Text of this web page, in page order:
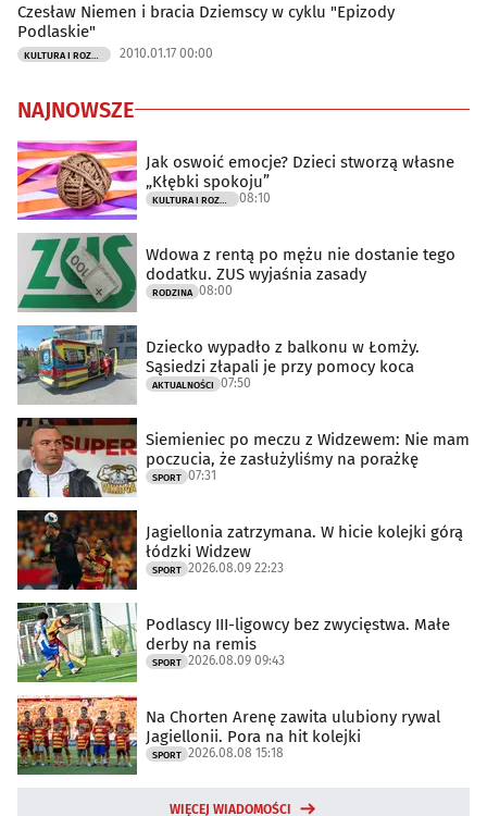
Czesław Niemen i bracia Dziemscy w cyklu "Epizody
Podlaskie"
2010.01.17 00:00
NAJNOWSZE
Jak oswoić emocje? Dzieci stworzą własne
„Kłębki spokoju”
KULTURA I ROZRYWKA 08:10
Wdowa z rentą po mężu nie dostanie tego
dodatku. ZUS wyjaśnia zasady
RODZINA 08:00
Dziecko wypadło z balkonu w Łomży.
Sąsiedzi złapali je przy pomocy koca
AKTUALNOŚCI 07:50
Siemieniec po meczu z Widzewem: Nie mam
poczucia, że zasłużyliśmy na porażkę
SPORT 07:31
Jagiellonia zatrzymana. W hicie kolejki górą
łódzki Widzew
SPORT 2026.08.09 22:23
Podlascy III-ligowcy bez zwycięstwa. Małe
derby na remis
SPORT 2026.08.09 09:43
Na Chorten Arenę zawita ulubiony rywal
Jagiellonii. Pora na hit kolejki
SPORT 2026.08.08 15:18
WIĘCEJ WIADOMOŚCI